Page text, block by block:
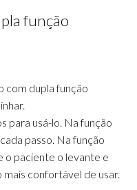
função
com dupla função
​​para usá-lo. Na função
passo. Na função
o paciente o levante e
confortável de usar.